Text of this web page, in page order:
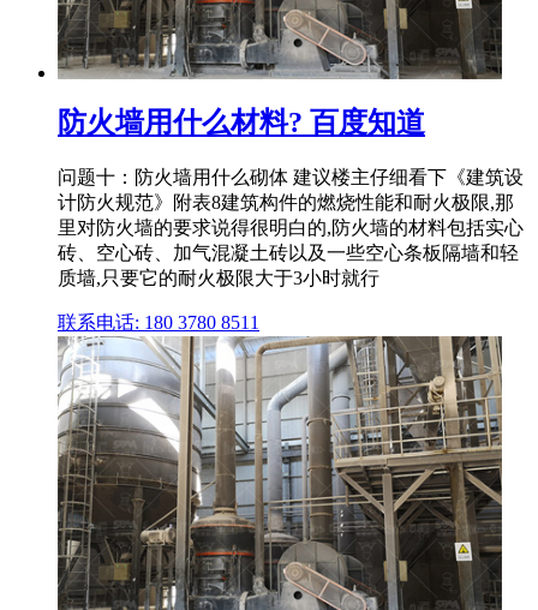
防火墙用什么材料? 百度知道
问题十：防火墙用什么砌体 建议楼主仔细看下《建筑设
计防火规范》附表8建筑构件的燃烧性能和耐火极限,那
里对防火墙的要求说得很明白的,防火墙的材料包括实心
砖、空心砖、加气混凝土砖以及一些空心条板隔墙和轻
质墙,只要它的耐火极限大于3小时就行
联系电话: 180 3780 8511